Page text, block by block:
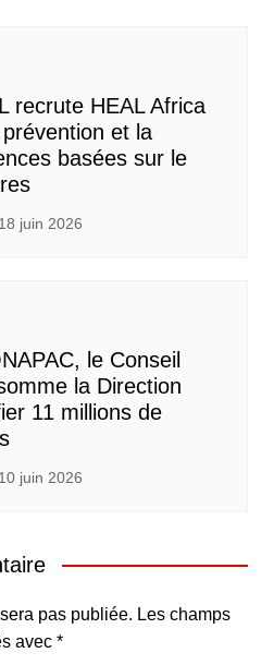
recrute HEAL Africa
et la
basées sur le
18 juin 2026
le Conseil
la Direction
11 millions de
10 juin 2026
pas publiée. Les champs
avec *